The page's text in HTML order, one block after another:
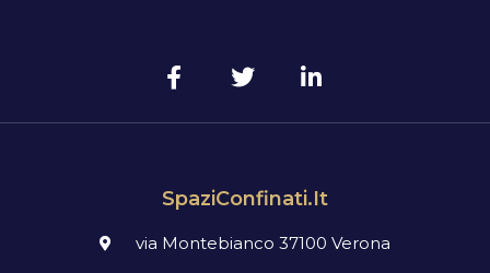
SpaziConfinati.it
via Montebianco 37100 Verona